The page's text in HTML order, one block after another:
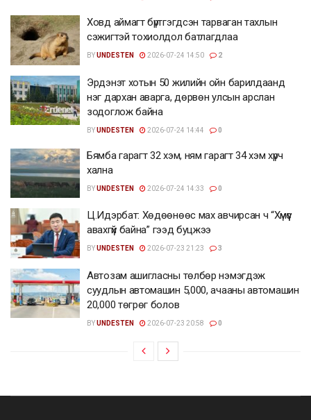
Ховд аймагт бүртгэгдсэн тарваган тахлын
сэжигтэй тохиолдол батлагдлаа
BYUNDESTEN 2026-07-24 14:50 2
Эрдэнэт хотын 50 жилийн ойн барилдаанд
нэг дархан аварга, дөрвөн улсын арслан
зодоглож байна
BYUNDESTEN 2026-07-24 14:44 0
Бямба гарагт 32 хэм, ням гарагт 34 хэм хүрч
хална
BYUNDESTEN 2026-07-24 14:33 0
Ц.Идэрбат: Хөдөөнөөс мах авчирсан ч “Хүмүүс
авахгүй байна” гээд буцжээ
BYUNDESTEN 2026-07-23 21:23 3
Автозам ашигласны төлбөр нэмэгдэж
суудлын автомашин 5,000, ачааны автомашин
20,000 төгрөг болов
BYUNDESTEN 2026-07-23 20:58 0